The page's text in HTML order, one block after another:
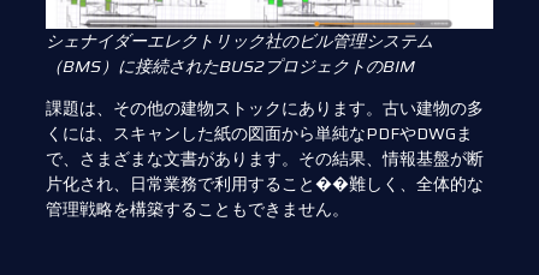
シェナイダーエレクトリック社のビル管理システム
（BMS）に接続されたBUS2プロジェクトのBIM
課題は、その他の建物ストックにあります。古い建物の多
くには、スキャンした紙の図面から単純なPDFやDWGま
で、さまざまな文書があります。その結果、情報基盤が断
片化され、日常業務で利用すること��難しく、全体的な
管理戦略を構築することもできません。